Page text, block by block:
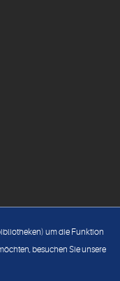
um die Funktion
besuchen Sie unsere